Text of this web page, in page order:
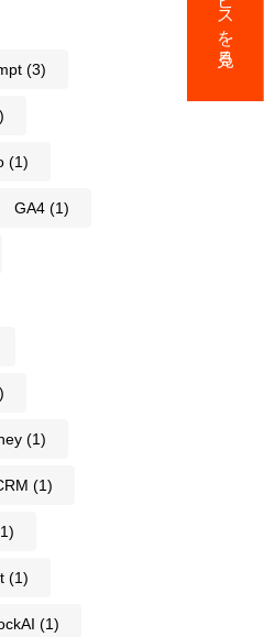
(3)
(1)
GA4 (1)
(1)
(1)
(1)
(1)